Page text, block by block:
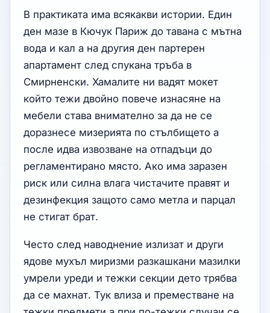
В практиката има всякакви истории. Един
ден мазе в Кючук Париж до тавана с мътна
вода и кал а на другия ден партерен
апартамент след спукана тръба в
Смирненски. Хамалите ни вадят мокет
който тежи двойно повече изнасяне на
мебели става внимателно за да не се
доразнесе мизерията по стълбището а
после идва извозване на отпадъци до
регламентирано място. Ако има заразен
риск или силна влага чистачите правят и
дезинфекция защото само метла и парцал
не стигат брат.
Често след наводнение излизат и други
ядове мухъл миризми разкашкани мазилки
умрели уреди и тежки секции дето трябва
да се махнат. Тук влиза и преместване на